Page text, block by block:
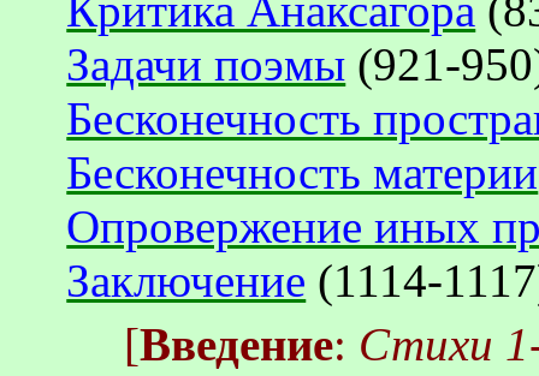
Задачи поэмы (921-
Бесконечность
Бесконечность материи
Опровержение иных
Заключение (1114-
[Введение: Стихи